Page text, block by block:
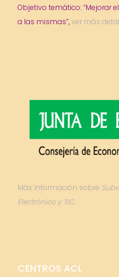
Objetivo temático: “Mejorar
a las mismas”,ver más
Más información sobre
Electrónico y TIC.
CENTROS ACL